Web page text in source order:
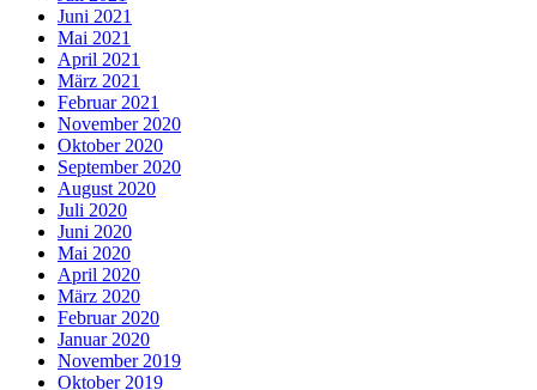
Juni 2021
Mai 2021
April 2021
März 2021
Februar 2021
November 2020
Oktober 2020
September 2020
August 2020
Juli 2020
Juni 2020
Mai 2020
April 2020
März 2020
Februar 2020
Januar 2020
November 2019
Oktober 2019